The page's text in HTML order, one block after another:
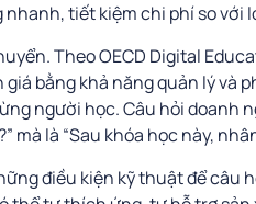
nhanh, tiết kiệm chi phí so với
Theo OECD Digital
bằng khả năng quản lý và
người học. Câu hỏi doanh
mà là “Sau khóa học này,
điều kiện kỹ thuật để câu